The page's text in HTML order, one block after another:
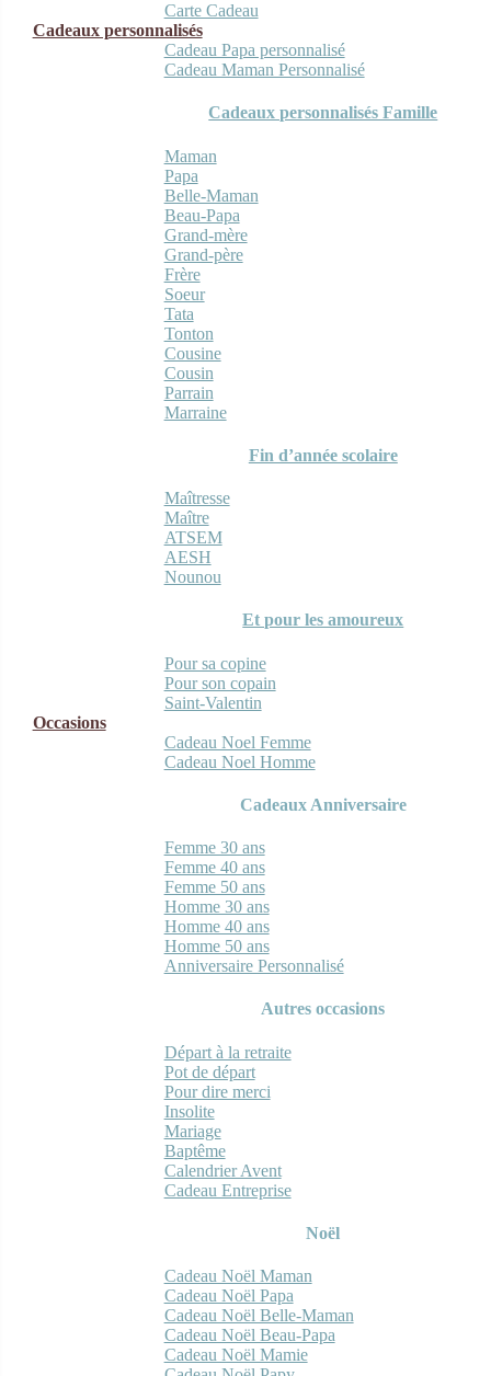
Carte Cadeau
Cadeaux personnalisés
Cadeau Papa personnalisé
Cadeau Maman Personnalisé
Cadeaux personnalisés Famille
Maman
Papa
Belle-Maman
Beau-Papa
Grand-mère
Grand-père
Frère
Soeur
Tata
Tonton
Cousine
Cousin
Parrain
Marraine
Fin d’année scolaire
Maîtresse
Maître
ATSEM
AESH
Nounou
Et pour les amoureux
Pour sa copine
Pour son copain
Saint-Valentin
Occasions
Cadeau Noel Femme
Cadeau Noel Homme
Cadeaux Anniversaire
Femme 30 ans
Femme 40 ans
Femme 50 ans
Homme 30 ans
Homme 40 ans
Homme 50 ans
Anniversaire Personnalisé
Autres occasions
Départ à la retraite
Pot de départ
Pour dire merci
Insolite
Mariage
Baptême
Calendrier Avent
Cadeau Entreprise
Noël
Cadeau Noël Maman
Cadeau Noël Papa
Cadeau Noël Belle-Maman
Cadeau Noël Beau-Papa
Cadeau Noël Mamie